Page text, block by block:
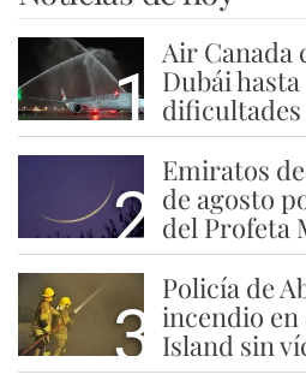
1
Air Canada
Dubái
2
Emiratos
de agosto
del Profeta
3
Policía de
incendio en
Island sin